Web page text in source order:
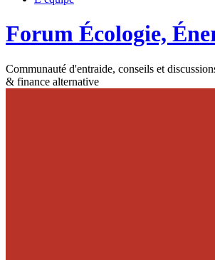
Forum Écologie,
Communauté d'entraide, conseils et
& finance alternative